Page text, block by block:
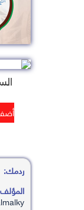
ردمك:
المؤلف